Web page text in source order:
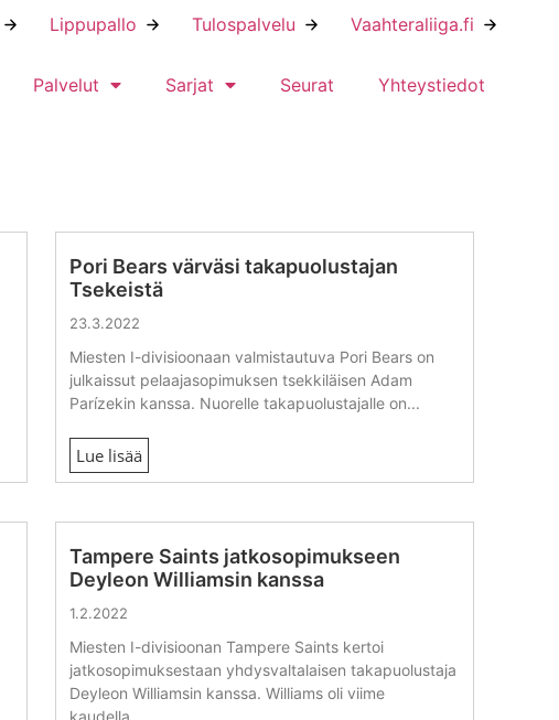
Lippupallo Tulospalvelu Vaahteraliiga.fi
Palvelut Sarjat Seurat Yhteystiedot
Pori Bears värväsi takapuolustajan
Tsekeistä
23.3.2022
Miesten I-divisioonaan valmistautuva Pori Bears on
julkaissut pelaajasopimuksen tsekkiläisen Adam
Parízekin kanssa. Nuorelle takapuolustajalle on...
Lue lisää
Tampere Saints jatkosopimukseen
Deyleon Williamsin kanssa
1.2.2022
Miesten I-divisioonan Tampere Saints kertoi
jatkosopimuksestaan yhdysvaltalaisen takapuolustaja
Deyleon Williamsin kanssa. Williams oli viime
kaudella...